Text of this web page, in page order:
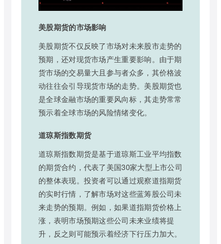
美股期货的市场影响
美股期货不仅反映了市场对未来股市走势的
预期，还对现货市场产生重要影响。由于期
货市场的交易量大且参与者众多，其价格波
动往往会引导现货市场的走势。美股期货也
是全球金融市场的重要风向标，其走势常常
预示着全球市场的风险情绪变化。
道琼斯指数期货
道琼斯指数期货是基于道琼斯工业平均指数
的期货合约，代表了美国30家大型上市公司
的整体表现。投资者可以通过观察道指期货
的实时行情，了解市场对这些蓝筹股公司未
来走势的预期。例如，如果道指期货价格上
涨，表明市场预期这些公司未来业绩将提
升，反之则可能预示着经济下行压力加大。